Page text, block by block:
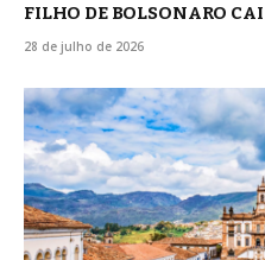
FILHO DE BOLSONARO
28 de julho de 2026